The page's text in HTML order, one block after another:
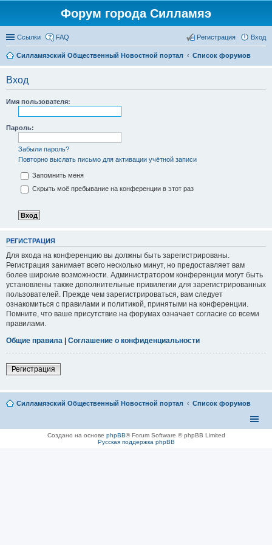
Форум города Силламяэ
Ссылки FAQ Вход
Регистрация
Силламяэский Общественный Новостной портал Список форумов
Вход
Имя пользователя:
Пароль:
Забыли пароль?
Повторно выслать письмо для активации учётной записи
Запомнить меня
Скрыть моё пребывание на конференции в этот раз
РЕГИСТРАЦИЯ
Для входа на конференцию вы должны быть зарегистрированы.
Регистрация занимает всего несколько минут, но предоставляет вам
более широкие возможности. Администратором конференции могут быть
установлены также дополнительные привилегии для зарегистрированных
пользователей. Прежде чем зарегистрироваться, вам следует
ознакомиться с правилами и политикой, принятыми на конференции.
Помните, что ваше присутствие на форумах означает согласие со всеми
правилами.
Общие правила | Соглашение о конфиденциальности
Регистрация
Силламяэский Общественный Новостной портал Список форумов
Создано на основе phpBB® Forum Software © phpBB Limited
Русская поддержка phpBB